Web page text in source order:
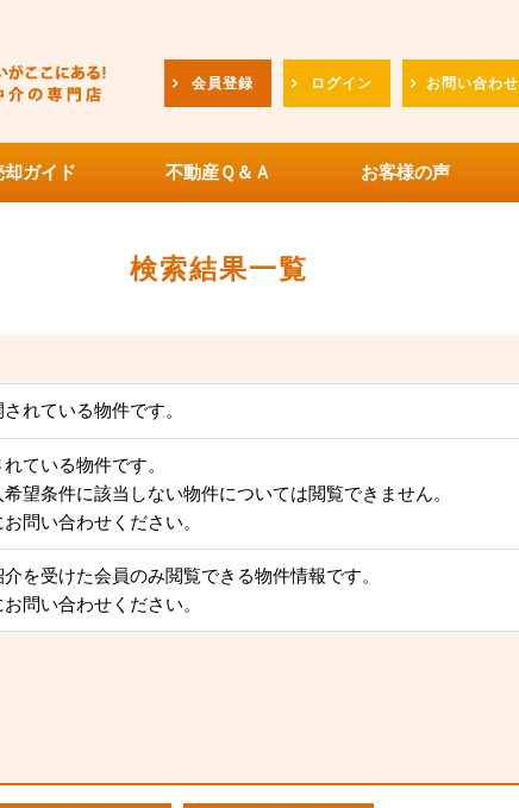
会員登録 ログイン お問い合わせ
却ガイド 不動産Ｑ＆Ａ お客様の声
検索結果一覧
れている物件です。
ている物件です。
望条件に該当しない物件については閲覧できません。
問い合わせください。
を受けた会員のみ閲覧できる物件情報です。
問い合わせください。